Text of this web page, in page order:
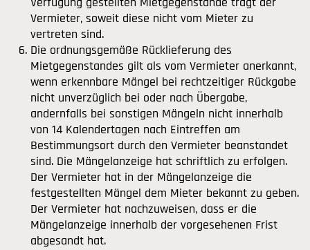
Vermieter, soweit diese nicht vom Mieter zu
vertreten sind.
Die ordnungsgemäße Rücklieferung des
Mietgegenstandes gilt als vom Vermieter anerkannt,
wenn erkennbare Mängel bei rechtzeitiger Rückgabe
nicht unverzüglich bei oder nach Übergabe,
andernfalls bei sonstigen Mängeln nicht innerhalb
von 14 Kalendertagen nach Eintreffen am
Bestimmungsort durch den Vermieter beanstandet
sind. Die Mängelanzeige hat schriftlich zu erfolgen.
Der Vermieter hat in der Mängelanzeige die
festgestellten Mängel dem Mieter bekannt zu geben.
Der Vermieter hat nachzuweisen, dass er die
Mängelanzeige innerhalb der vorgesehenen Frist
abgesandt hat.